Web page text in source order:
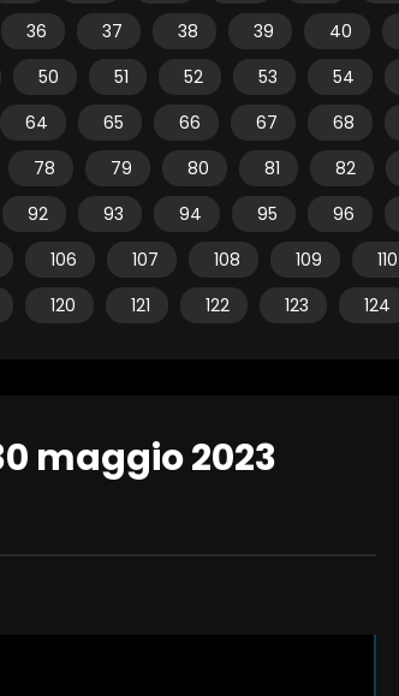
36 37 38 39 40
50 51 52 53 54
64 65 66 67 68
78 79 80 81 82
92 93 94 95 96
106 107 108 109 110
120 121 122 123 124
maggio 2023